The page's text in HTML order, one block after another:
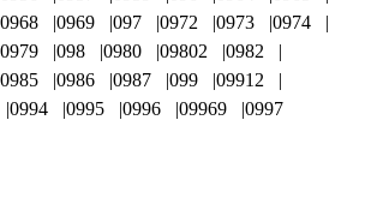
0968 0969 097 0972 0973
0974
0979 098 0980 09802
0982
0985 0986 0987 099
09912
0994 0995 0996 09969 0997